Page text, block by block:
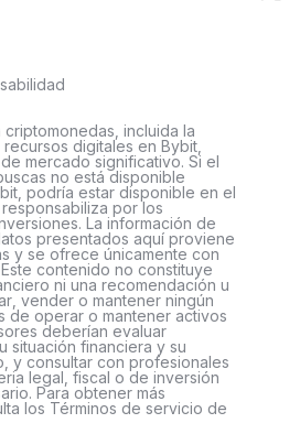
incluida la
digitales en Bybit,
mercado significativo. Si el
no está disponible
podría estar disponible en el
por los
La información de
presentados aquí proviene
y se ofrece únicamente con
contenido no constituye
ni una recomendación u
vender o mantener ningún
de operar o mantener activos
deberían evaluar
situación financiera y su
y consultar con profesionales
legal, fiscal o de inversión
Para obtener más
los Términos de servicio de